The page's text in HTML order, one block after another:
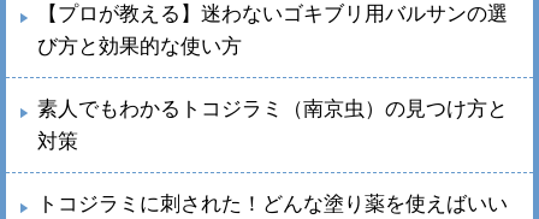
【プロが教える】迷わないゴキブリ用バルサンの選
び方と効果的な使い方
素人でもわかるトコジラミ（南京虫）の見つけ方と
対策
トコジラミに刺された！どんな塗り薬を使えばいい